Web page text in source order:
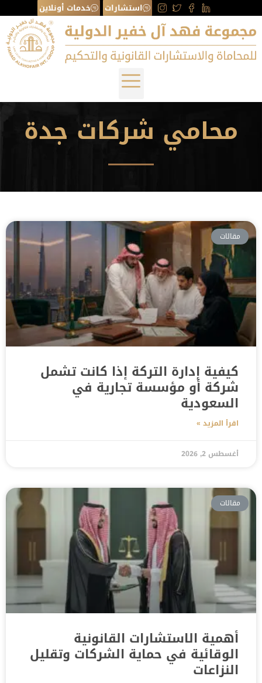
استشارات خدمات أونلاين
محامي شركات جدة
مقالات
كيفية إدارة التركة إذا كانت تشمل
شركة أو مؤسسة تجارية في
السعودية
اقرأ المزيد »
أغسطس 2, 2026
مقالات
أهمية الاستشارات القانونية
الوقائية في حماية الشركات وتقليل
النزاعات